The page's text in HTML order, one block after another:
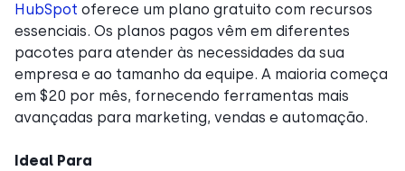
HubSpot oferece um plano gratuito com recursos
essenciais. Os planos pagos vêm em diferentes
pacotes para atender às necessidades da sua
empresa e ao tamanho da equipe. A maioria começa
em $20 por mês, fornecendo ferramentas mais
avançadas para marketing, vendas e automação.
Ideal Para